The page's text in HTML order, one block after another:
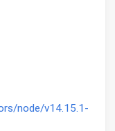
node/v14.15.1-